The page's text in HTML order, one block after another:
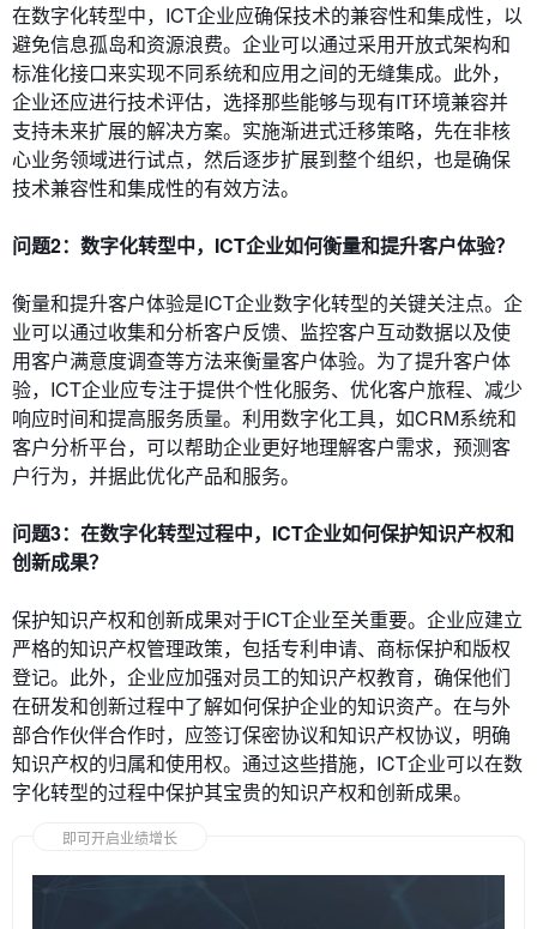
在数字化转型中，ICT企业应确保技术的兼容性和集成性，以
避免信息孤岛和资源浪费。企业可以通过采用开放式架构和
标准化接口来实现不同系统和应用之间的无缝集成。此外，
企业还应进行技术评估，选择那些能够与现有IT环境兼容并
支持未来扩展的解决方案。实施渐进式迁移策略，先在非核
心业务领域进行试点，然后逐步扩展到整个组织，也是确保
技术兼容性和集成性的有效方法。
问题2：数字化转型中，ICT企业如何衡量和提升客户体验？
衡量和提升客户体验是ICT企业数字化转型的关键关注点。企
业可以通过收集和分析客户反馈、监控客户互动数据以及使
用客户满意度调查等方法来衡量客户体验。为了提升客户体
验，ICT企业应专注于提供个性化服务、优化客户旅程、减少
响应时间和提高服务质量。利用数字化工具，如CRM系统和
客户分析平台，可以帮助企业更好地理解客户需求，预测客
户行为，并据此优化产品和服务。
问题3：在数字化转型过程中，ICT企业如何保护知识产权和
创新成果？
保护知识产权和创新成果对于ICT企业至关重要。企业应建立
严格的知识产权管理政策，包括专利申请、商标保护和版权
登记。此外，企业应加强对员工的知识产权教育，确保他们
在研发和创新过程中了解如何保护企业的知识资产。在与外
部合作伙伴合作时，应签订保密协议和知识产权协议，明确
知识产权的归属和使用权。通过这些措施，ICT企业可以在数
字化转型的过程中保护其宝贵的知识产权和创新成果。
即可开启业绩增长